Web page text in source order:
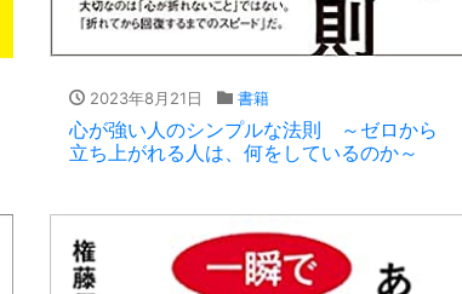
2023年8月21日 書籍
心が強い人のシンプルな法則 ～ゼロから
立ち上がれる人は、何をしているのか～